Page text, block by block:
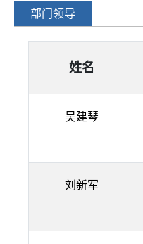
部门领导
姓名
吴建琴
刘新军